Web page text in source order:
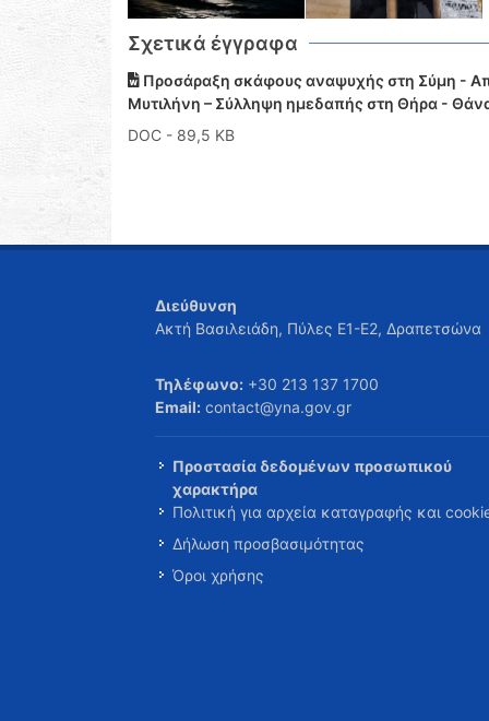
Σχετικά έγγραφα
Προσάραξη σκάφους αναψυχής στη Σύμη -
Μυτιλήνη – Σύλληψη ημεδαπής στη Θήρα -
DOC - 89,5 KB
Διεύθυνση
Ακτή Βασιλειάδη, Πύλες Ε1-Ε2, Δραπετσώνα
Τηλέφωνο: +30 213 137 1700
Email: contact@yna.gov.gr
Προστασία δεδομένων προσωπικού
χαρακτήρα
Πολιτική για αρχεία καταγραφής και
Δήλωση προσβασιμότητας
Όροι χρήσης